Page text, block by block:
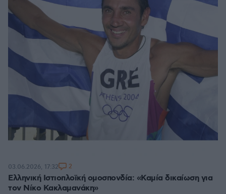
Ελληνική Ιστιοπλοϊκή ομοσπονδία: «Καμία δικαίωση για
τον Νίκο Κακλαμανάκη»
03.06.2026, 17:32 2